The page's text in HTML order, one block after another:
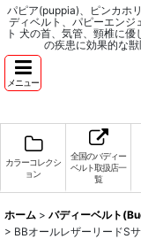
パピア(puppia)、ピンカホ
ディベルト、パピーエン
ト 犬の首、気管、頸椎に
の疾患に効果的な
メニュー
カラーコレクシ
ョン
全国のバディー
ベルト取扱店一
覧
ホーム > バディーベルト
> BBオールレザーリードS